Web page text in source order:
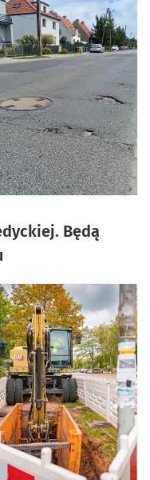
Będą